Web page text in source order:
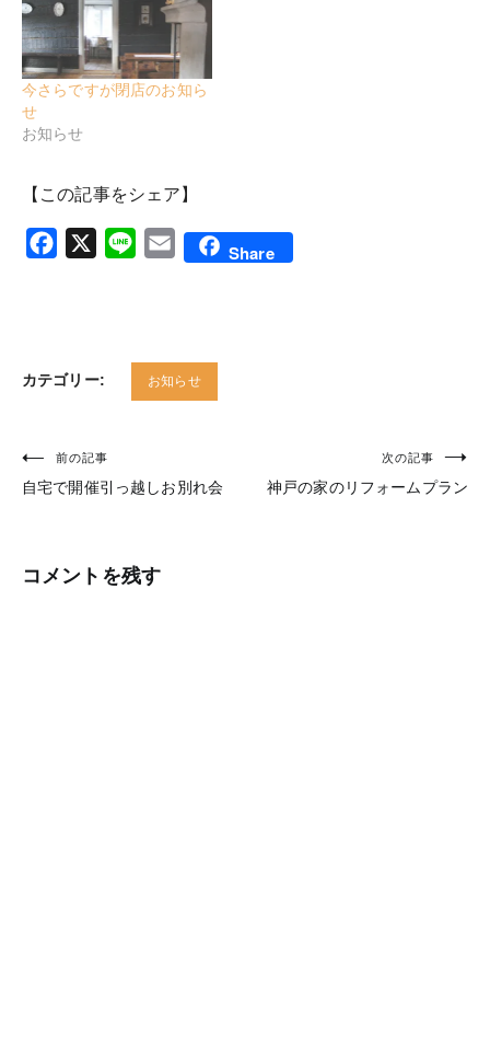
今さらですが閉店のお知ら
せ
お知らせ
【この記事をシェア】
Facebook
X Line Email Share
カテゴリー: お知らせ
投
稿
ビ
前の記事
自宅で開催引っ越しお別れ会
次の記事
神戸の家のリフォームプラン
コメントを残す